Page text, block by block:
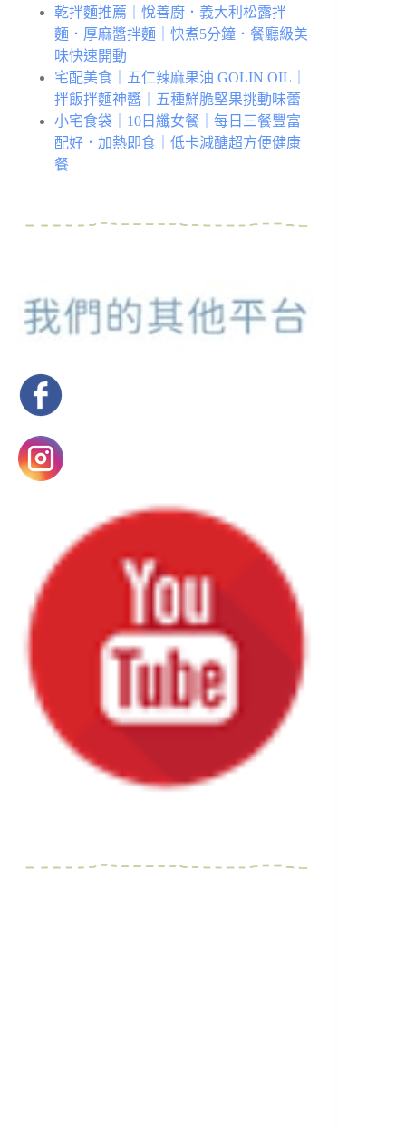
乾拌麵推薦｜悅善廚．義大利松露拌
麵．厚麻醬拌麵｜快煮5分鐘．餐廳級美
味快速開動
宅配美食｜五仁辣麻果油 GOLIN OIL｜
拌飯拌麵神醬｜五種鮮脆堅果挑動味蕾
小宅食袋｜10日纖女餐｜每日三餐豐富
配好．加熱即食｜低卡減醣超方便健康
餐